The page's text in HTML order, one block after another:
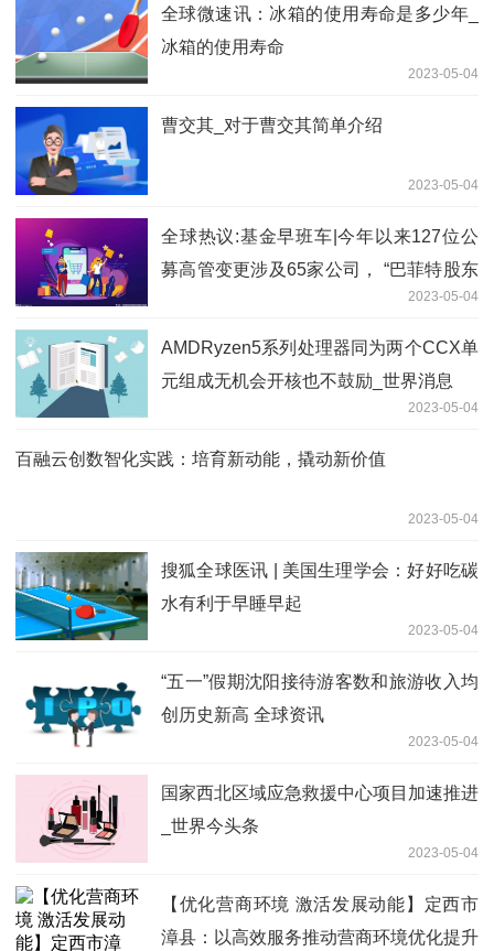
全球微速讯：冰箱的使用寿命是多少年_
冰箱的使用寿命
2023-05-04
曹交其_对于曹交其简单介绍
2023-05-04
全球热议:基金早班车|今年以来127位公
募高管变更涉及65家公司， “巴菲特股东
2023-05-04
AMDRyzen5系列处理器同为两个CCX单
元组成无机会开核也不鼓励_世界消息
2023-05-04
百融云创数智化实践：培育新动能，撬动新价值
2023-05-04
搜狐全球医讯 | 美国生理学会：好好吃碳
水有利于早睡早起
2023-05-04
“五一”假期沈阳接待游客数和旅游收入均
创历史新高 全球资讯
2023-05-04
国家西北区域应急救援中心项目加速推进
_世界今头条
2023-05-04
【优化营商环境 激活发展动能】定西市
漳县：以高效服务推动营商环境优化提升